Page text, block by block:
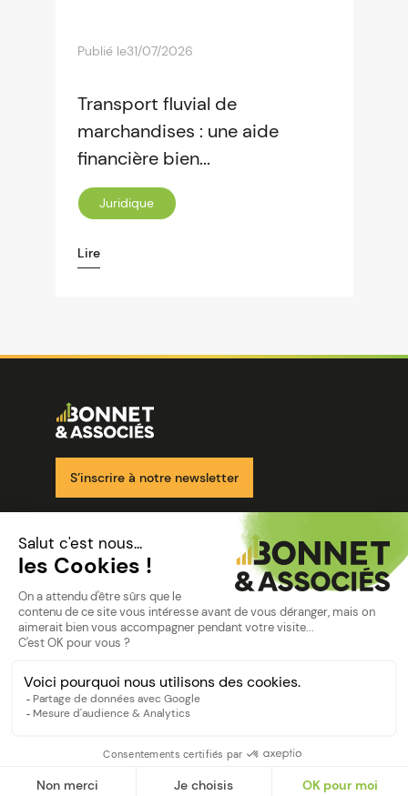
Publié le31/07/2026
Transport fluvial de
marchandises : une aide
financière bien...
Juridique
Lire
Image
S’inscrire à notre newsletter
Nos solutions
Nos cabinets
Mon espace client
Politique de confidentialité
©Bonnet2023